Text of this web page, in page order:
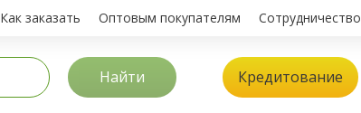
Как заказать Оптовым покупателям Сотрудничество
Найти Кредитование